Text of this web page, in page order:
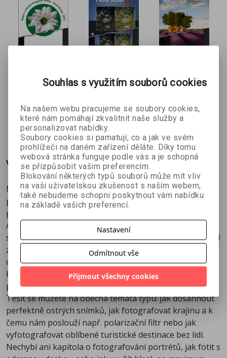
Makro a
detailní
květin e-
kniha
134 Kč 149 Kč
Zoner Photo
Studio 17 e-
130 Kč
Cestovatels
ká
kniha
305 Kč
Více o knize
Nová kniha Digitální fotografie od Scotta Kelbyho
přináší ty nejlepší tipy a rady, jak dosáhnout
profesionálních snímků.
Autor v knize otevírá spoustu témat a rozebírá řadu
situací, které nás můžou při fotografování potkat. Je v ní
zahrnuto vše od příprav na fotografování přes výběr
objektivů pro konkrétní situaci až po samotné focení,
kde nám autor ukazuje několik svých ověřených
postupů.
Těšit se můžete na obecná témata typu: jak dosáhnout
perfektně ostrých snímků, jak fotografovat krajinu a k
čemu nám poslouží např. polarizační filtr nebo jak
vyfotografovat oblíbené turistické destinace bez lidí.
Nechybí ani kapitola o fotografování portrétů, jak fotit s
Souhlas s využitím souborů cookies
Na našem webu pracujeme se soubory cookies,
které nám pomáhají zkvalitnit naše služby a
personalizovat nabídky.
Soubory cookies si pamatují, co a jak ve svém
prohlížeči na daném zařízení děláte. Díky tomu
webová stránka funguje podle vás a je schopná
se přizpůsobit vašim preferencím.
Blokování některých typů souborů může mít vliv
na vaši uživatelskou zkušenost s naším webem,
také nebudeme schopni poskytnout vám nabídku
na základě vašich preferencí.
Nastavení
Odmítnout vše
Přijmout všechny cookies